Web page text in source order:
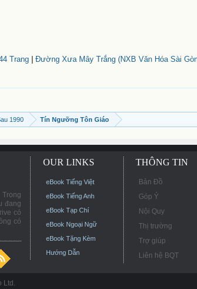
Trang Đường Xưa Mây Trắng (NXB Văn Hóa Sài
1990 Tín Ngưỡng Tôn Giáo
đang
có
có
OUR LINKS
eBook Tiếng Việt
eBook Tiếng Anh
eBook Tạp Chí
eBook Ngoại Ngữ
eBook Tặng Kèm
Hướng Dẫn
THÔNG TIN
Bản Đồ
Góp Ý
Nội Quy
Thị trường
Trợ giúp
Liên hệ BQT
Ltd.